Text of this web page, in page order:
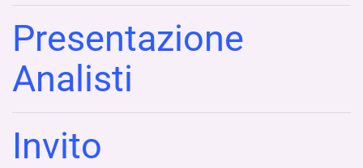
Presentazione
Analisti
Invito